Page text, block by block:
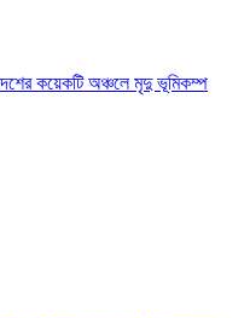
কয়েকটি অঞ্চলে মৃদু ভূমিকম্প